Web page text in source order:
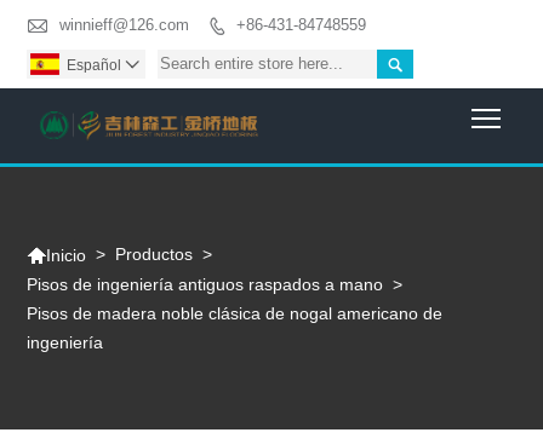
 winnieff@126.com  +86-431-84748559

Español 
Inicio > Productos >
Pisos de ingeniería antiguos raspados a mano >
Pisos de madera noble clásica de nogal americano de
ingeniería